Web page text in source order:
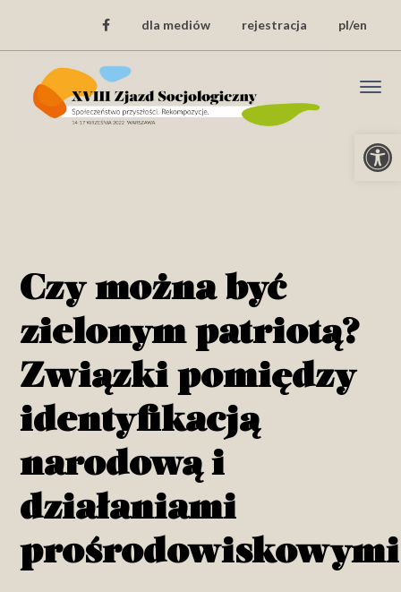
dla mediów rejestracja pl/en
Czy można być
zielonym patriotą?
Związki pomiędzy
identyfikacją
narodową i
działaniami
prośrodowiskowymi